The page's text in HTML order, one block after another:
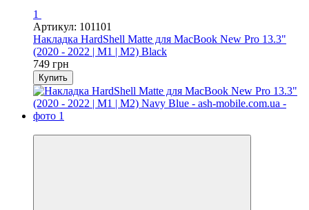
1
Артикул: 101101
Накладка HardShell Matte для MacBook New Pro 13.3"
(2020 - 2022 | M1 | M2) Black
749 грн
Купить